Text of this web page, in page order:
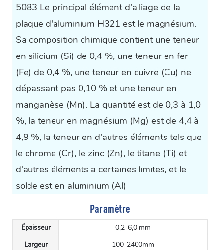
5083 Le principal élément d'alliage de la
plaque d'aluminium H321 est le magnésium.
Sa composition chimique contient une teneur
en silicium (Si) de 0,4 %, une teneur en fer
(Fe) de 0,4 %, une teneur en cuivre (Cu) ne
dépassant pas 0,10 % et une teneur en
manganèse (Mn). La quantité est de 0,3 à 1,0
%, la teneur en magnésium (Mg) est de 4,4 à
4,9 %, la teneur en d'autres éléments tels que
le chrome (Cr), le zinc (Zn), le titane (Ti) et
d'autres éléments a certaines limites, et le
solde est en aluminium (Al)
Paramètre
Épaisseur
0,2-6,0 mm
Largeur
100-2400mm